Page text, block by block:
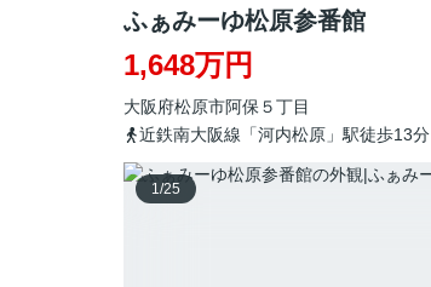
ふぁみーゆ松原参番館
1,648万円
大阪府松原市阿保 ５丁目
近鉄南大阪線「河内松原」駅徒歩13分
1/25